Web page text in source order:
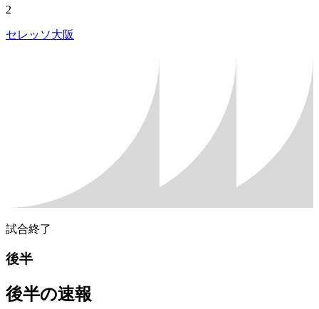
2
セレッソ大阪
試合終了
後半
後半の速報